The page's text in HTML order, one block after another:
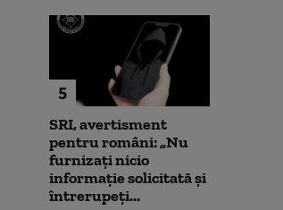
5
SRI, avertisment
pentru români: „Nu
furnizați nicio
informație solicitată și
întrerupeți...